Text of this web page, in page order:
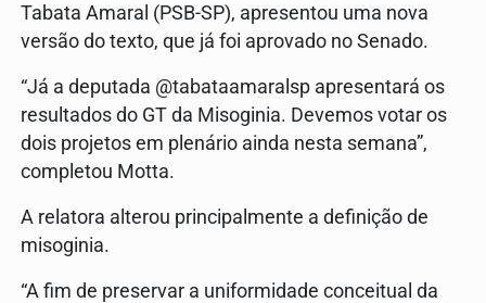
Tabata Amaral (PSB-SP), apresentou uma nova
versão do texto, que já foi aprovado no Senado.
“Já a deputada @tabataamaralsp apresentará os
resultados do GT da Misoginia. Devemos votar os
dois projetos em plenário ainda nesta semana”,
completou Motta.
A relatora alterou principalmente a definição de
misoginia.
“A fim de preservar a uniformidade conceitual da